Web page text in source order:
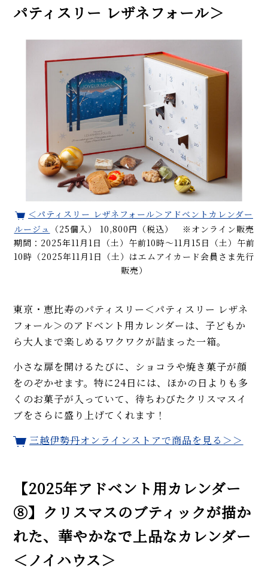
パティスリー レザネフォール＞
＜パティスリー レザネフォール＞アドベントカレンダー
ルージュ （25個入） 10,800円（税込） ※オンライン販売
期間：2025年11月1日（土）午前10時～11月15日（土）午前
10時（2025年11月1日（土）はエムアイカード会員さま先行
販売）
東京・恵比寿のパティスリー＜パティスリー レザネ
フォール＞のアドベント用カレンダーは、子どもか
ら大人まで楽しめるワクワクが詰まった一箱。
小さな扉を開けるたびに、ショコラや焼き菓子が顔
をのぞかせます。特に24日には、ほかの日よりも多
くのお菓子が入っていて、待ちわびたクリスマスイ
ブをさらに盛り上げてくれます！
三越伊勢丹オンラインストアで商品を見る＞＞
【2025年アドベント用カレンダー
⑧】クリスマスのブティックが描か
れた、華やかなで上品なカレンダー
＜ノイハウス＞